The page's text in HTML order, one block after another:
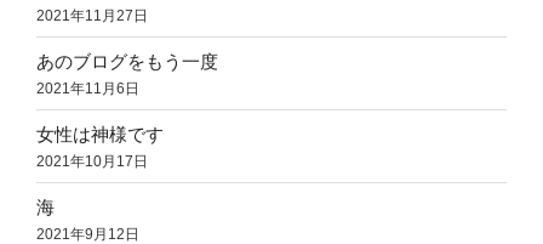
2021年11月27日
あのブログをもう一度
2021年11月6日
女性は神様です
2021年10月17日
海
2021年9月12日